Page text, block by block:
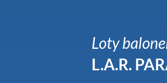
Loty
L.A.R.